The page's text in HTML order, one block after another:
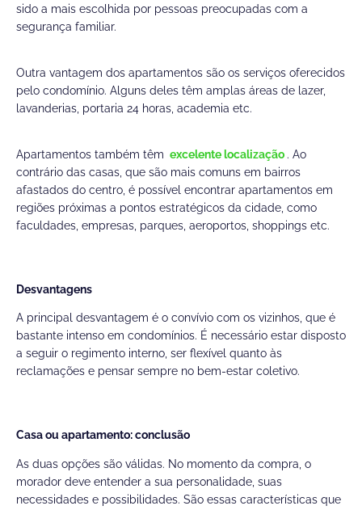
sido a mais escolhida por pessoas preocupadas com a
segurança familiar.
Outra vantagem dos apartamentos são os serviços oferecidos
pelo condomínio. Alguns deles têm amplas áreas de lazer,
lavanderias, portaria 24 horas, academia etc.
Apartamentos também têm excelente localização . Ao
contrário das casas, que são mais comuns em bairros
afastados do centro, é possível encontrar apartamentos em
regiões próximas a pontos estratégicos da cidade, como
faculdades, empresas, parques, aeroportos, shoppings etc.
Desvantagens
A principal desvantagem é o convívio com os vizinhos, que é
bastante intenso em condomínios. É necessário estar disposto
a seguir o regimento interno, ser flexível quanto às
reclamações e pensar sempre no bem-estar coletivo.
Casa ou apartamento: conclusão
As duas opções são válidas. No momento da compra, o
morador deve entender a sua personalidade, suas
necessidades e possibilidades. São essas características que